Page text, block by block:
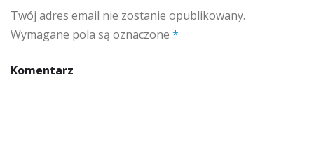
Twój adres email nie zostanie opublikowany.
Wymagane pola są oznaczone *
Komentarz